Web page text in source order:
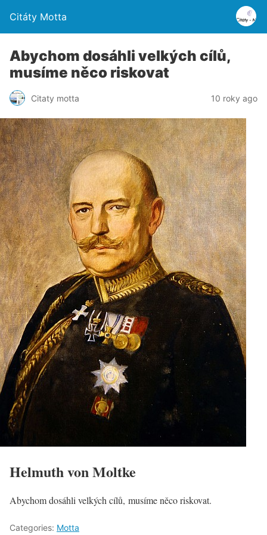
Citáty Motta
Abychom dosáhli velkých cílů,
musíme něco riskovat
Citaty motta 10 roky ago
Helmuth von Moltke
Abychom dosáhli velkých cílů, musíme něco riskovat.
Categories: Motta